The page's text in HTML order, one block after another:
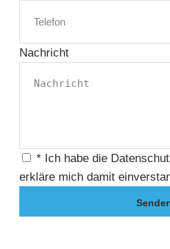
Nachricht
* Ich habe die
erkläre mich damit